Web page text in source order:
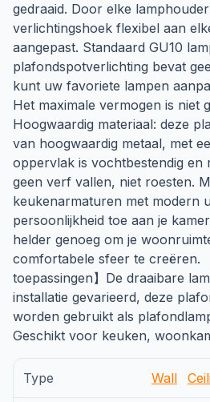
gedraaid. Door elke
verlichtingshoek flexibel aan
aangepast. Standaard GU10
plafondspotverlichting bevat
kunt uw favoriete lampen
Het maximale vermogen is niet
Hoogwaardig materiaal: deze
van hoogwaardig metaal, met
oppervlak is vochtbestendig en
geen verf vallen, niet roesten.
keukenarmaturen met modern
persoonlijkheid toe aan je
helder genoeg om je
comfortabele sfeer te creëren.
toepassingen】De draaibare
installatie gevarieerd, deze
worden gebruikt als
Geschikt voor keuken,
Type Wall